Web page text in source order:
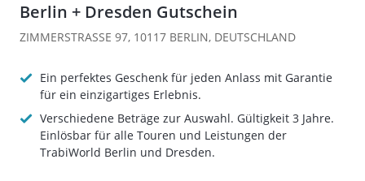
Berlin + Dresden Gutschein
ZIMMERSTRASSE 97, 10117 BERLIN, DEUTSCHLAND
Ein perfektes Geschenk für jeden Anlass mit Garantie
für ein einzigartiges Erlebnis.
Verschiedene Beträge zur Auswahl. Gültigkeit 3 Jahre.
Einlösbar für alle Touren und Leistungen der
TrabiWorld Berlin und Dresden.